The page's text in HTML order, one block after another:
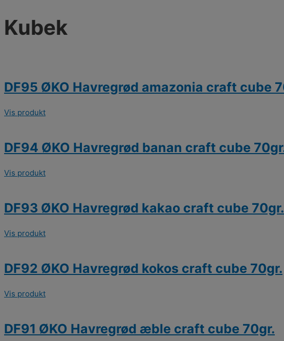
Kubek
DF95 ØKO Havregrød amazonia craft cube
Vis produkt
DF94 ØKO Havregrød banan craft cube
Vis produkt
DF93 ØKO Havregrød kakao craft cube 70gr.
Vis produkt
DF92 ØKO Havregrød kokos craft cube 70gr.
Vis produkt
DF91 ØKO Havregrød æble craft cube 70gr.